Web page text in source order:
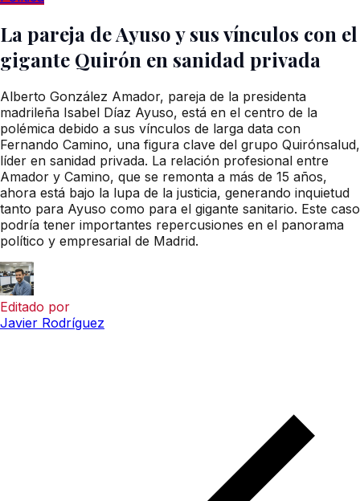
La pareja de Ayuso y sus vínculos con el
gigante Quirón en sanidad privada
Alberto González Amador, pareja de la presidenta
madrileña Isabel Díaz Ayuso, está en el centro de la
polémica debido a sus vínculos de larga data con
Fernando Camino, una figura clave del grupo Quirónsalud,
líder en sanidad privada. La relación profesional entre
Amador y Camino, que se remonta a más de 15 años,
ahora está bajo la lupa de la justicia, generando inquietud
tanto para Ayuso como para el gigante sanitario. Este caso
podría tener importantes repercusiones en el panorama
político y empresarial de Madrid.
Editado por
Javier Rodríguez